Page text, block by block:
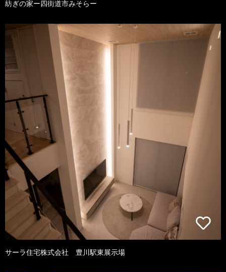
紡ぎの家ー四街道市みそらー
サーラ住宅株式会社 豊川駅東展示場